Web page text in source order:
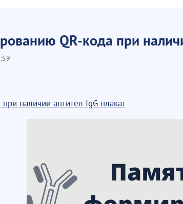
QR-кода при
наличии антител IgG плакат